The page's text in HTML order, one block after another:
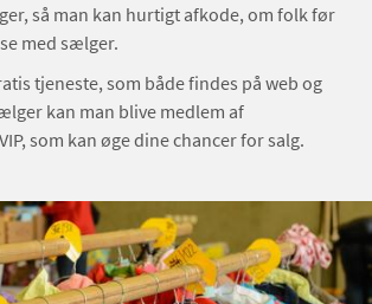
så man kan hurtigt afkode, om folk før
med sælger.
tjeneste, som både findes på web og
kan man blive medlem af
som kan øge dine chancer for salg.